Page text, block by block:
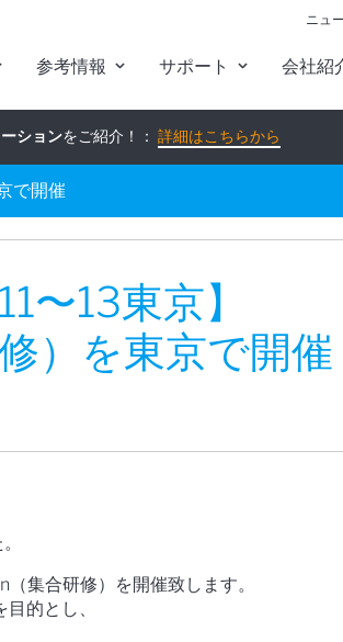
参考情報 サポート 会社紹
ニュ
ションをご紹介！： 詳細はこちらから
ス究極ガイド：詳細はこちらから
で開催
〜13東京】
）を東京で開催
集合研修）を開催致します。
的とし、